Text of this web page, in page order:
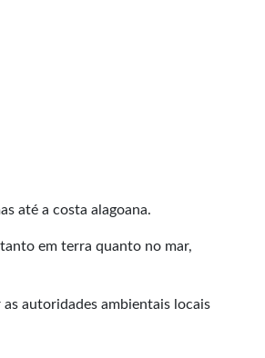
até a costa alagoana.
em terra quanto no mar,
autoridades ambientais locais